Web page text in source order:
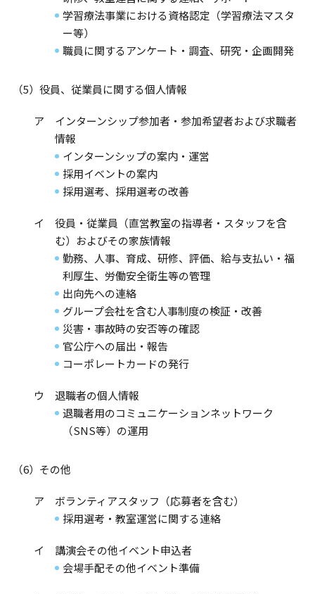
学習療法事業における資格認定（学習療法マスタ
ー等）
職員に関するアンケート・調査、研究・企画開発
（5）役員、従業員に関する個人情報
ア インターンシップ参加者・参加希望者および求職者
情報
インターンシップの案内・運営
採用イベントの案内
採用選考、採用選考の改善
イ 役員・従業員（直営教室の指導者・スタッフを含
む）およびその家族情報
勤務、人事、育成、研修、評価、給与支払い・福
利厚生、労働安全衛生等の管理
出向先への連絡
グループ会社を含む人事制度の検証・改善
災害・事故時の安否等の確認
官公庁への届出・報告
コーポレートカードの発行
ウ 退職者の個人情報
退職者用のコミュニケーションネットワーク
（SNS等）の運用
（6）その他
ア ボランティアスタッフ（応募者を含む）
採用選考・教室運営に関する連絡
イ 講演会その他イベント申込者
会場手配その他イベント準備